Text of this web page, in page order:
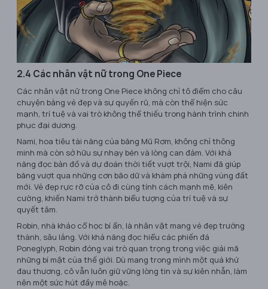
2.4 Các nhân vật nữ trong One Piece
Các nhân vật nữ trong One Piece không chỉ tô điểm cho câu
chuyện bằng vẻ đẹp và sự quyến rũ, mà còn thể hiện sức
mạnh, trí tuệ và vai trò không thể thiếu trong hành trình chinh
phục đại dương.
Nami, hoa tiêu tài năng của băng Mũ Rơm, không chỉ thông
minh mà còn sở hữu sự nhạy bén và lòng can đảm. Với khả
năng đọc bản đồ và dự đoán thời tiết vượt trội, Nami đã giúp
băng vượt qua những cơn bão dữ và khám phá những vùng đất
mới. Vẻ đẹp rực rỡ của cô đi cùng tính cách mạnh mẽ, kiên
cường, khiến Nami trở thành biểu tượng của trí tuệ và sự
quyết tâm.
Robin, nhà khảo cổ học bí ẩn, là nhân vật mang vẻ đẹp trưởng
thành, sâu lắng. Với khả năng đọc hiểu các phiến đá
Poneglyph, Robin đóng vai trò quan trọng trong việc giải mã
những bí mật của thế giới. Dù mang trong mình một quá khứ
đau thương, cô vẫn luôn giữ vững lòng tin và sự kiên nhẫn, làm
nên một sức hút đầy mê hoặc.